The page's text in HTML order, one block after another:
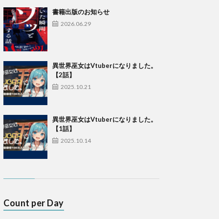
書籍出版のお知らせ
2026.06.29
異世界巫女はVtuberになりました。
【2話】
2025.10.21
異世界巫女はVtuberになりました。
【1話】
2025.10.14
Count per Day